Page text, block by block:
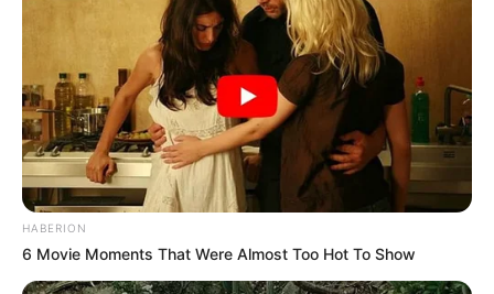
HABERION
6 Movie Moments That Were Almost Too Hot To Show